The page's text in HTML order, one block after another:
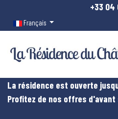
+33 04
Sélectionnez votre langue
Français
La résidence est ouverte
Profitez de nos offres d'avant